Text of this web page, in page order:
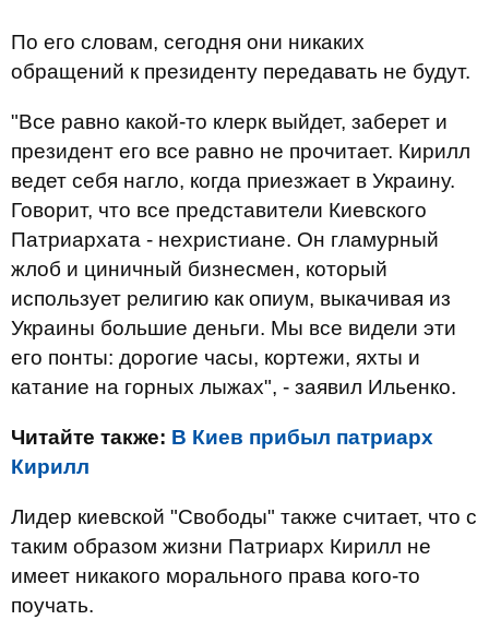
По его словам, сегодня они никаких
обращений к президенту передавать не будут.
"Все равно какой-то клерк выйдет, заберет и
президент его все равно не прочитает. Кирилл
ведет себя нагло, когда приезжает в Украину.
Говорит, что все представители Киевского
Патриархата - нехристиане. Он гламурный
жлоб и циничный бизнесмен, который
использует религию как опиум, выкачивая из
Украины большие деньги. Мы все видели эти
его понты: дорогие часы, кортежи, яхты и
катание на горных лыжах", - заявил Ильенко.
Читайте также: В Киев прибыл патриарх
Кирилл
Лидер киевской "Свободы" также считает, что с
таким образом жизни Патриарх Кирилл не
имеет никакого морального права кого-то
поучать.